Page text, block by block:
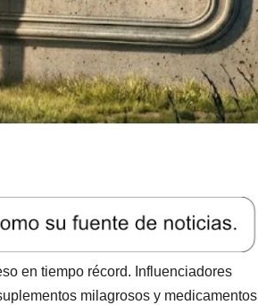
en tiempo récord. Influenciadores
milagrosos y medicamentos